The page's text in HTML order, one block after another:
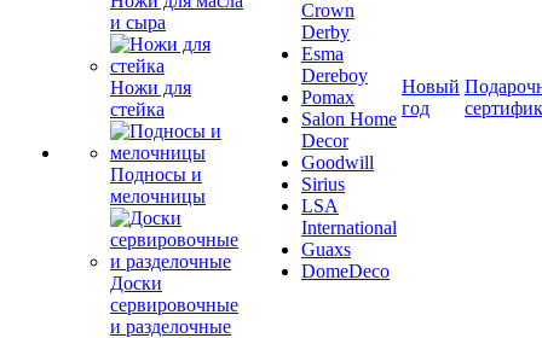
и сыра
Ножи для
стейка
Подносы и
мелочницы
Доски
сервировочные
и разделочные
Crown
Derby
Esma
Dereboy
Pomax
Salon Home
Decor
Goodwill
Sirius
LSA
International
Guaxs
DomeDeco
Новый
год